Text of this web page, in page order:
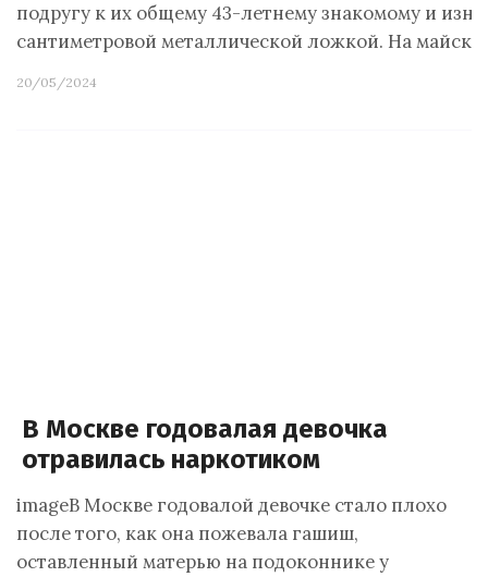
подругу к их общему 43-летнему знакомому и
сантиметровой металлической ложкой. На
20/05/2024
В Москве годовалая девочка
отравилась наркотиком
imageВ Москве годовалой девочке стало плохо
после того, как она пожевала гашиш,
оставленный матерью на подоконнике у